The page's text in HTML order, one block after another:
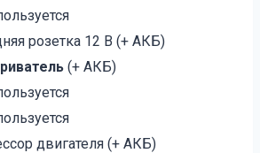
розетка 12 В (+ АКБ)
(+ АКБ)
двигателя (+ АКБ)